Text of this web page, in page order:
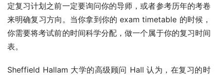
定复习计划之前一定要询问你的导师，或者参考历年的考卷
来明确复习方向。当你拿到你的 exam timetable 的时候，
你需要将考试前的时间科学分配，做一个属于你的复习时间
表。
Sheffield Hallam 大学的高级顾问 Hall 认为，在复习的时